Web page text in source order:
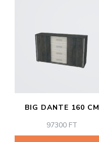
BIG DANTE 160 CM
97300 FT